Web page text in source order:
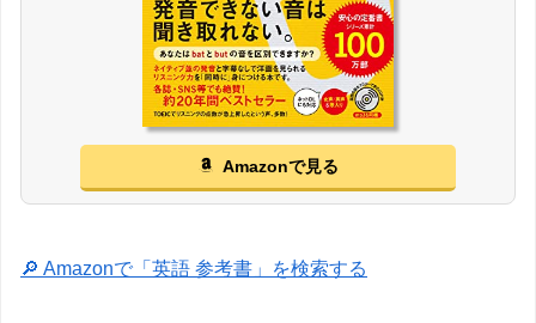
Amazonで見る
🔎 Amazonで「英語 参考書」を検索する